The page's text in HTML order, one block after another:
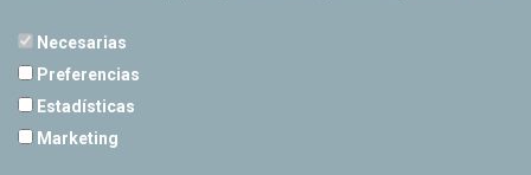
Necesarias
Preferencias
Estadísticas
Marketing